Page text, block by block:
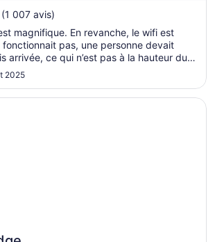
sept.
007 avis)
magnifique. En revanche, le wifi est
fonctionnait pas, une personne devait
arrivée, ce qui n’est pas à la hauteur du
2025
nouvelle fenêtre